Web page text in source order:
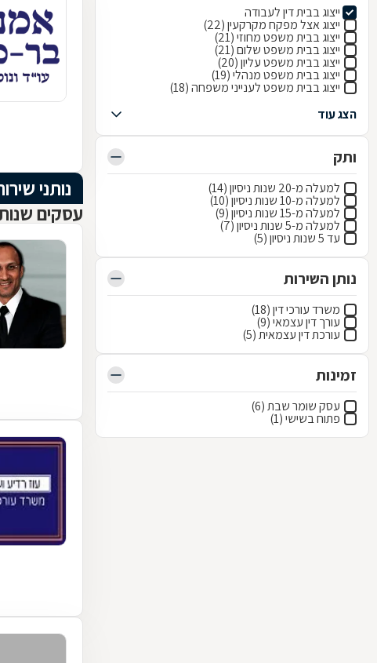
ייצוג בבית דין לעבודה
ייצוג אצל מפקח מקרקעין (22)
ייצוג בבית משפט מחוזי (21)
ייצוג בבית משפט שלום (21)
ייצוג בבית משפט עליון (20)
ייצוג בבית משפט מנהלי (19)
ייצוג בבית משפט לענייני משפחה (18)
הצג עוד
ותק
למעלה מ-20 שנות ניסיון (14)
למעלה מ-10 שנות ניסיון (10)
למעלה מ-15 שנות ניסיון (9)
למעלה מ-5 שנות ניסיון (7)
עד 5 שנות ניסיון (5)
נותן השירות
משרד עורכי דין (18)
עורך דין עצמאי (9)
עורכת דין עצמאית (5)
זמינות
עסק שומר שבת (6)
פתוח בשישי (1)
נותני
עסקים